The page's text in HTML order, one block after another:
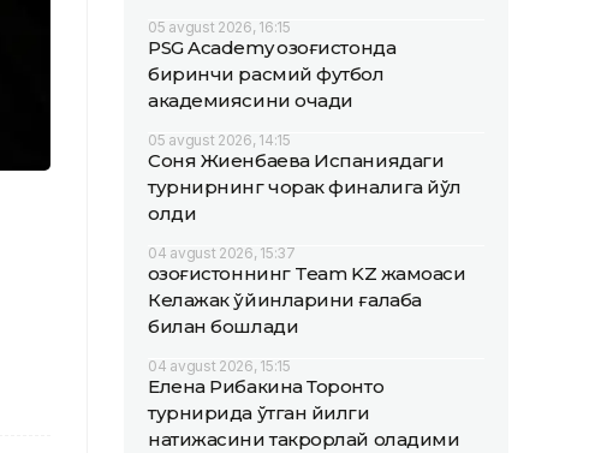
05 avgust 2026, 16:15
PSG Academy Қозоғистонда
биринчи расмий футбол
академиясини очади
05 avgust 2026, 14:15
Соня Жиенбаева Испаниядаги
турнирнинг чорак финалига йўл
олди
04 avgust 2026, 15:37
Қозоғистоннинг Team KZ жамоаси
Келажак ўйинларини ғалаба
билан бошлади
04 avgust 2026, 15:15
Елена Рибакина Торонто
турнирида ўтган йилги
натижасини такрорлай оладими